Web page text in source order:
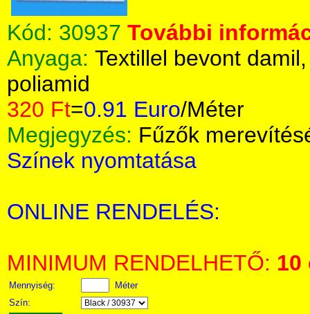
Kód: 30937 További
Anyaga: Textillel bevont
poliamid
320 Ft=0.91 Euro/Méter
Megjegyzés: Fűzők
Színek nyomtatása
ONLINE RENDELÉS:
MINIMUM RENDELHETŐ: 10
Mennyiség:
Méter
Szín: